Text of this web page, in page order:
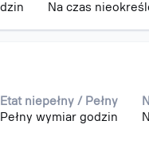
Na czas
Etat niepełny / Pełny
Pełny wymiar godzin